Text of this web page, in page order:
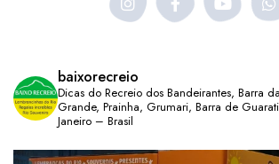
baixorecreio
Dicas do Recreio dos Bandeirantes, Barra
Grande, Prainha, Grumari, Barra de
Janeiro – Brasil